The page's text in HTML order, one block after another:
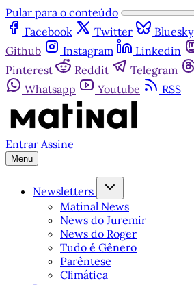
Pular para o conteúdo
Facebook
Twitter Bluesky
Github
Instagram Linkedin
Pinterest
Reddit Telegram
Whatsapp
Youtube RSS
Entrar Assine
Menu
Newsletters
Matinal News
News do Juremir
News do Roger
Tudo é Gênero
Parêntese
Climática